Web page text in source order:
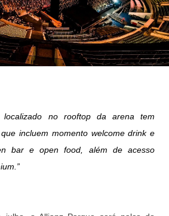
localizado no rooftop da arena tem
incluem momento welcome drink e
bar e open food, além de acesso